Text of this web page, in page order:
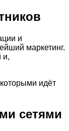
и
маркетинг.
и,
идёт
сетями